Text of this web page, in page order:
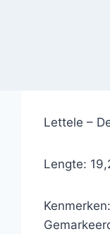
Lettele –
Lengte: